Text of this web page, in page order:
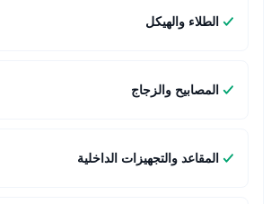
الطلاء والهيكل
المصابيح والزجاج
المقاعد والتجهيزات الداخلية